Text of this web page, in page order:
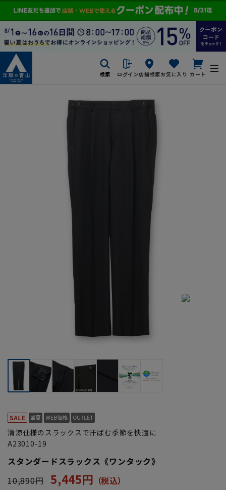
検索 ログイン店舗検索お気に入り カート
清涼仕様のスラックスで汗ばむ季節を快適に
A23010-19
スタンダードスラックス《ワンタック》
10,890円 5,445円